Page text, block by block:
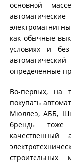
основной
как обычные
условиях и
определенные
Во-первых, на
покупать
Мюллер, АББ,
бренды тоже
строительных